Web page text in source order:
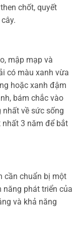
chốt, quyết
mập mạp và
có màu xanh vừa
hoặc xanh đậm
bám chắc vào
về sức sống
3 năm để bắt
cần chuẩn bị một
phát triển của
và khả năng